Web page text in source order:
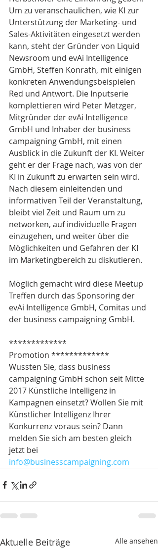
Um zu veranschaulichen, wie KI zur
Unterstützung der Marketing- und
Sales-Aktivitäten eingesetzt werden
kann, steht der Gründer von Liquid
Newsroom und evAi Intelligence
GmbH, Steffen Konrath, mit einigen
konkreten Anwendungsbeispielen
Red und Antwort. Die Inputserie
komplettieren wird Peter Metzger,
Mitgründer der evAi Intelligence
GmbH und Inhaber der business
campaigning GmbH, mit einen
Ausblick in die Zukunft der KI. Weiter
geht er der Frage nach, was von der
KI in Zukunft zu erwarten sein wird.
Nach diesem einleitenden und
informativen Teil der Veranstaltung,
bleibt viel Zeit und Raum um zu
networken, auf individuelle Fragen
einzugehen, und weiter über die
Möglichkeiten und Gefahren der KI
im Marketingbereich zu diskutieren.
Möglich gemacht wird diese Meetup
Treffen durch das Sponsoring der
evAi Intelligence GmbH, Comitas und
der business campaigning GmbH.
*************
Promotion *************
Wussten Sie, dass business
campaigning GmbH schon seit Mitte
2017 Künstliche Intelligenz in
Kampagnen einsetzt? Wollen Sie mit
Künstlicher Intelligenz Ihrer
Konkurrenz voraus sein? Dann
melden Sie sich am besten gleich
jetzt bei
info@businesscampaigning.com
Aktuelle Beiträge Alle ansehen